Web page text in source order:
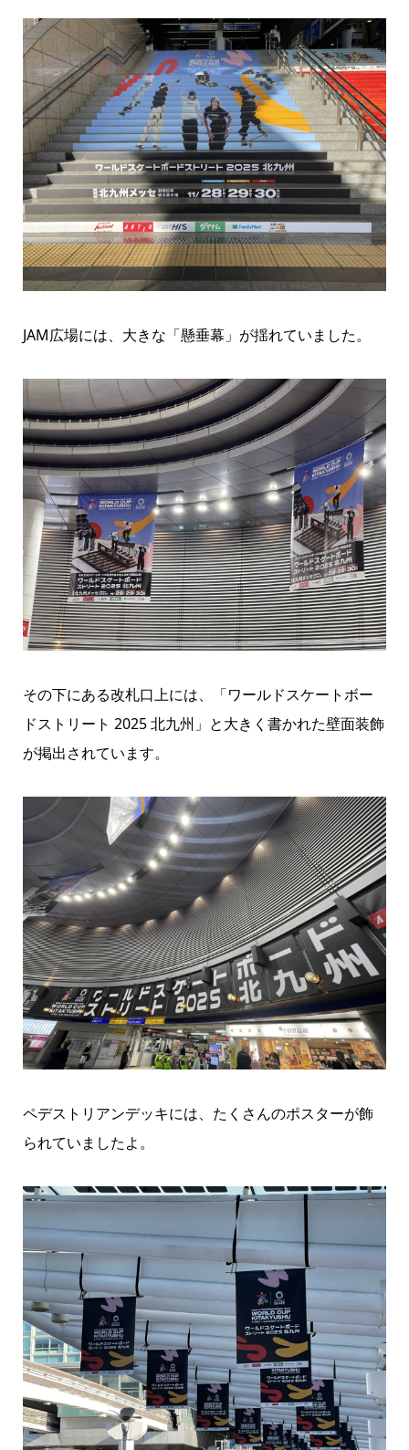
JAM広場には、大きな「懸垂幕」が揺れていました。
その下にある改札口上には、「ワールドスケートボー
ドストリート 2025 北九州」と大きく書かれた壁面装飾
が掲出されています。
ペデストリアンデッキには、たくさんのポスターが飾
られていましたよ。